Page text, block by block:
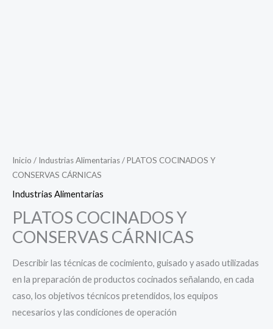
Inicio / Industrias Alimentarias/ PLATOS COCINADOS Y
CONSERVAS CÁRNICAS
Industrias Alimentarias
PLATOS COCINADOS Y
CONSERVAS CÁRNICAS
Describir las técnicas de cocimiento, guisado y asado utilizadas
en la preparación de productos cocinados señalando, en cada
caso, los objetivos técnicos pretendidos, los equipos
necesarios y las condiciones de operación